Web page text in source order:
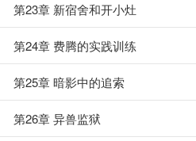
第23章 新宿舍和开小灶
第24章 费腾的实践训练
第25章 暗影中的追索
第26章 异兽监狱